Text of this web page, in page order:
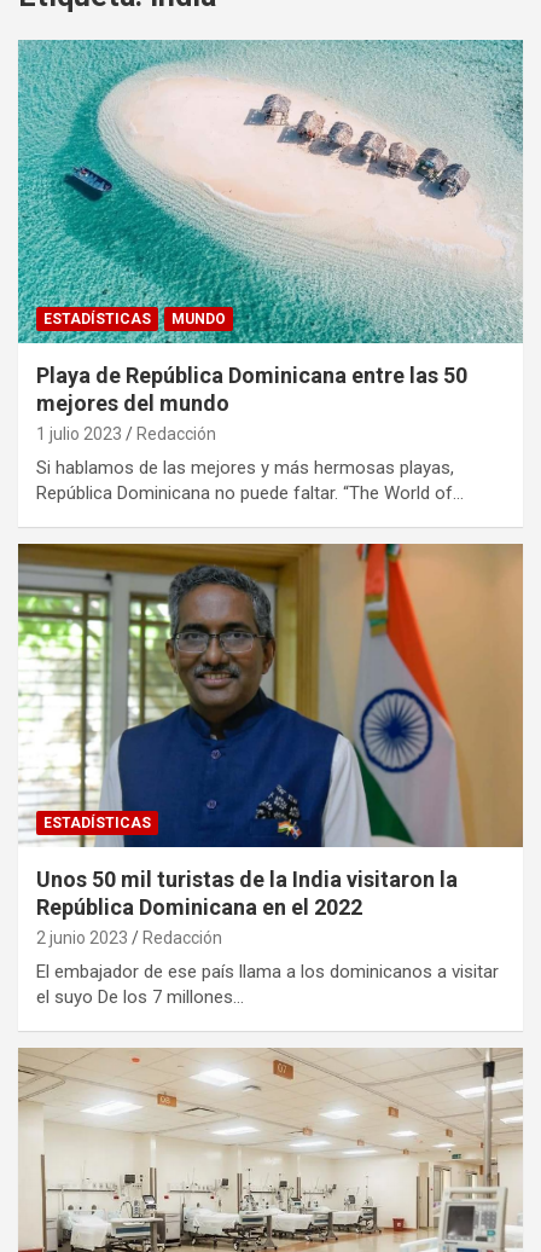
ESTADÍSTICAS MUNDO
Playa de República Dominicana entre las 50
mejores del mundo
1 julio 2023 Redacción
Si hablamos de las mejores y más hermosas playas,
República Dominicana no puede faltar. “The World of…
ESTADÍSTICAS
Unos 50 mil turistas de la India visitaron la
República Dominicana en el 2022
2 junio 2023 Redacción
El embajador de ese país llama a los dominicanos a visitar
el suyo De los 7 millones…